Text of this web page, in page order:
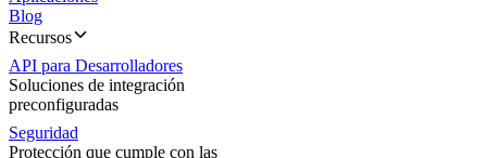
Blog
Recursos
API para Desarrolladores
Soluciones de integración
preconfiguradas
Seguridad
Protección que cumple con las